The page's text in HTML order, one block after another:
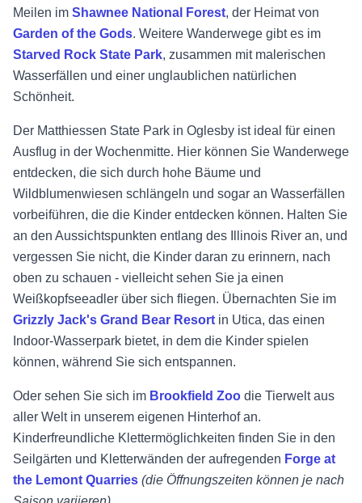
Meilen im Shawnee National Forest, der Heimat von
Garden of the Gods. Weitere Wanderwege gibt es im
Starved Rock State Park, zusammen mit malerischen
Wasserfällen und einer unglaublichen natürlichen
Schönheit.
Der Matthiessen State Park in Oglesby ist ideal für einen
Ausflug in der Wochenmitte. Hier können Sie Wanderwege
entdecken, die sich durch hohe Bäume und
Wildblumenwiesen schlängeln und sogar an Wasserfällen
vorbeiführen, die die Kinder entdecken können. Halten Sie
an den Aussichtspunkten entlang des Illinois River an, und
vergessen Sie nicht, die Kinder daran zu erinnern, nach
oben zu schauen - vielleicht sehen Sie ja einen
Weißkopfseeadler über sich fliegen. Übernachten Sie im
Grizzly Jack's Grand Bear Resort in Utica, das einen
Indoor-Wasserpark bietet, in dem die Kinder spielen
können, während Sie sich entspannen.
Oder sehen Sie sich im Brookfield Zoo die Tierwelt aus
aller Welt in unserem eigenen Hinterhof an.
Kinderfreundliche Klettermöglichkeiten finden Sie in den
Seilgärten und Kletterwänden der aufregenden Forge at
the Lemont Quarries (die Öffnungszeiten können je nach